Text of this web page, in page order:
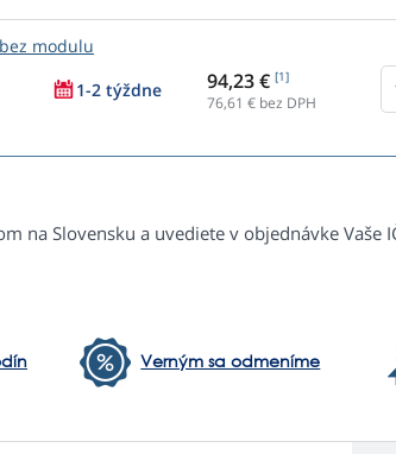
modulu
1-2 týždne 94,23 € [1]
76,61 € bez DPH
na Slovensku a uvediete v objednávke Vaše
Verným sa odmeníme